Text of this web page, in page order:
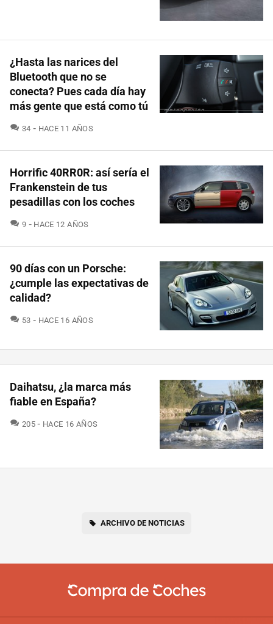
¿Hasta las narices del
Bluetooth que no se
conecta? Pues cada día hay
más gente que está como tú
34 COMENTARIOS
HACE 11 AÑOS
Horrific 40RR0R: así sería el
Frankenstein de tus
pesadillas con los coches
9 COMENTARIOS
HACE 12 AÑOS
90 días con un Porsche:
¿cumple las expectativas de
calidad?
53 COMENTARIOS
HACE 16 AÑOS
Daihatsu, ¿la marca más
fiable en España?
205COMENTARIOS
HACE 16 AÑOS
ARCHIVO DE NOTICIAS